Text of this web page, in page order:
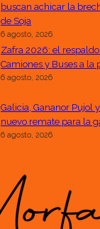
buscan achicar la
de Soja
6 agosto, 2026
Zafra 2026: el
Camiones y Buses a
6 agosto, 2026
Galicia, Gananor Pujol
nuevo remate para la
6 agosto, 2026